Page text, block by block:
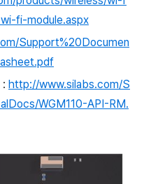
fi-module.aspx
Support%20Documen
http://www.silabs.com/S
WGM110-API-RM.